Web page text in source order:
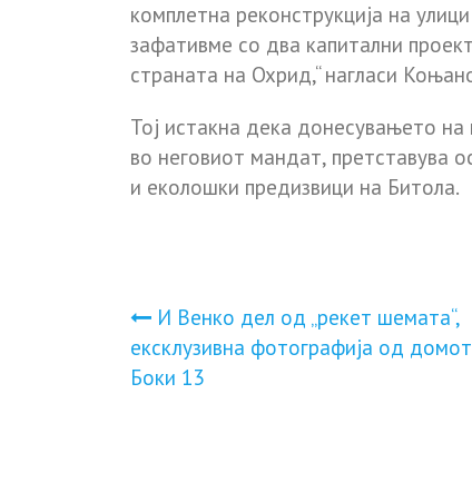
комплетна реконструкција на
зафативме со два капитални
страната на Охрид,“ нагласи
Тој истакна дека донесувањето на
во неговиот мандат, претставува
и еколошки предизвици на Битола.
Навигација
на
И Венко дел од „рекет шемата“,
ексклузивна фотографија од
Боки 13